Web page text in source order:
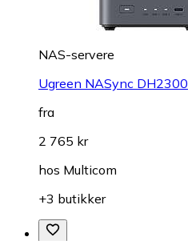
NAS-servere
Ugreen NASync DH2300
fra
2 765 kr
hos Multicom
+3 butikker